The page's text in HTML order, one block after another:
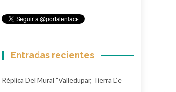
Entradas recientes
Réplica Del Mural “Valledupar, Tierra De